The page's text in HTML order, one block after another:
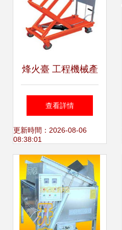
烽火臺 工程機械產
品列表與助行器械
應用指南
查看詳情
更新時間：2026-08-06
08:38:01